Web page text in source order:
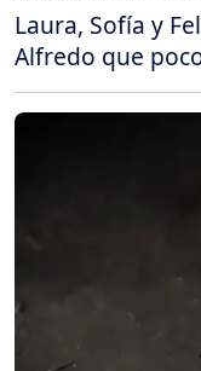
Laura, Sofía y
Alfredo que